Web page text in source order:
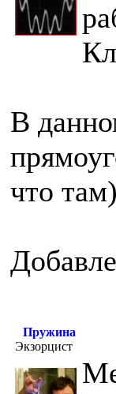
В
что
Пружина
Экзорцист